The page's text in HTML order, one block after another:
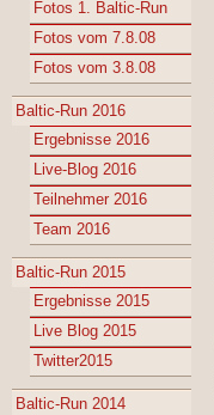
Fotos 1. Baltic-Run
Fotos vom 7.8.08
Fotos vom 3.8.08
Baltic-Run 2016
Ergebnisse 2016
Live-Blog 2016
Teilnehmer 2016
Team 2016
Baltic-Run 2015
Ergebnisse 2015
Live Blog 2015
Twitter2015
Baltic-Run 2014